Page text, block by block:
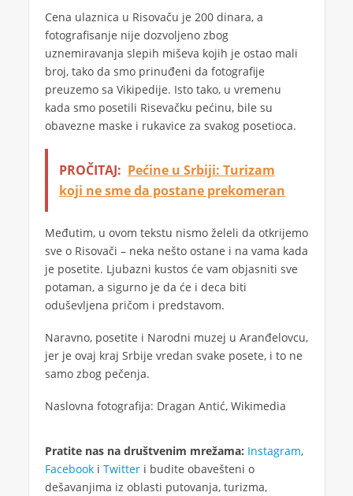
Cena ulaznica u Risovaču je 200 dinara, a
fotografisanje nije dozvoljeno zbog
uznemiravanja slepih miševa kojih je ostao mali
broj, tako da smo prinuđeni da fotografije
preuzemo sa Vikipedije. Isto tako, u vremenu
kada smo posetili Risevačku pećinu, bile su
obavezne maske i rukavice za svakog posetioca.
PROČITAJ: Pećine u Srbiji: Turizam
koji ne sme da postane prekomeran
Međutim, u ovom tekstu nismo želeli da otkrijemo
sve o Risovači – neka nešto ostane i na vama kada
je posetite. Ljubazni kustos će vam objasniti sve
potaman, a sigurno je da će i deca biti
oduševljena pričom i predstavom.
Naravno, posetite i Narodni muzej u Aranđelovcu,
jer je ovaj kraj Srbije vredan svake posete, i to ne
samo zbog pečenja.
Naslovna fotografija: Dragan Antić, Wikimedia
Pratite nas na društvenim mrežama: Instagram,
Facebooki Twitteri budite obavešteni o
dešavanjima iz oblasti putovanja, turizma,